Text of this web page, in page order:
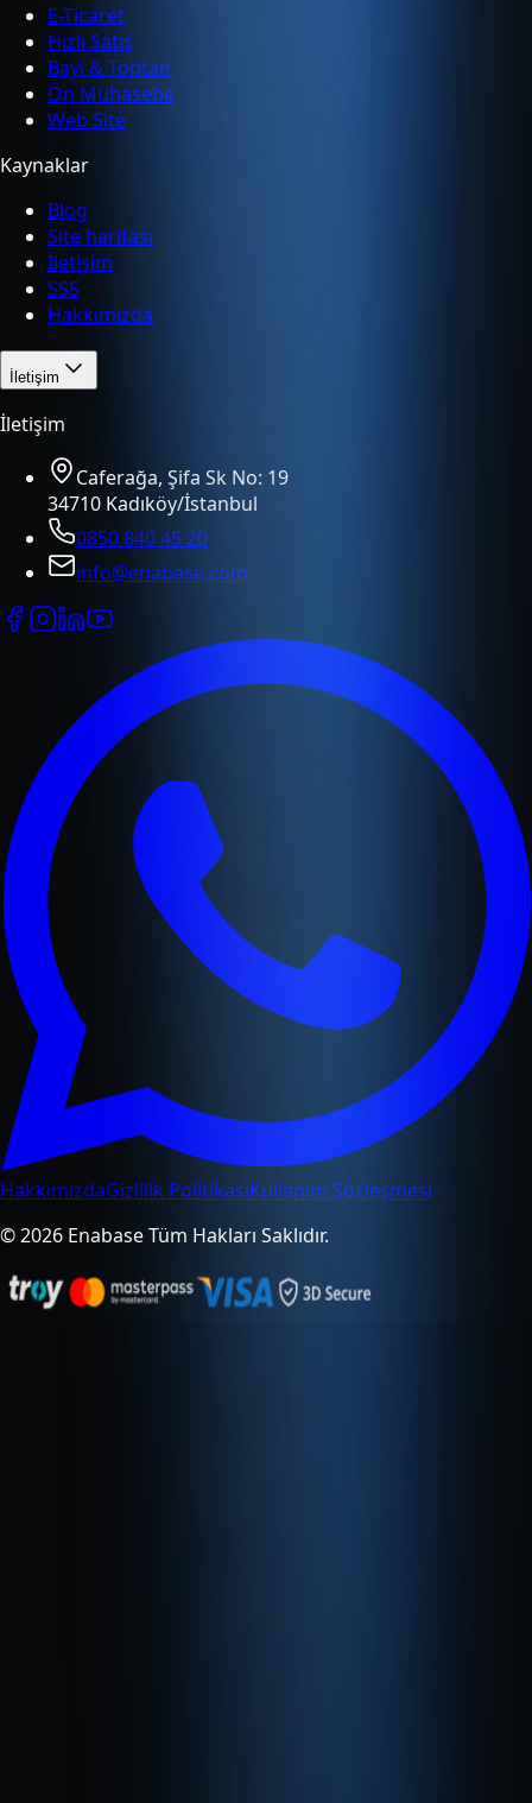
E-Ticaret
Hızlı Satış
Bayi & Toptan
Ön Muhasebe
Web Site
Kaynaklar
Blog
Site haritası
İletişim
SSS
Hakkımızda
İletişim
İletişim
Caferağa, Şifa Sk No: 19
34710 Kadıköy/İstanbul
0850 840 45 20
info@enabase.com
HakkımızdaGizlilik PolitikasıKullanım Sözleşmesi
© 2026 Enabase Tüm Hakları Saklıdır.